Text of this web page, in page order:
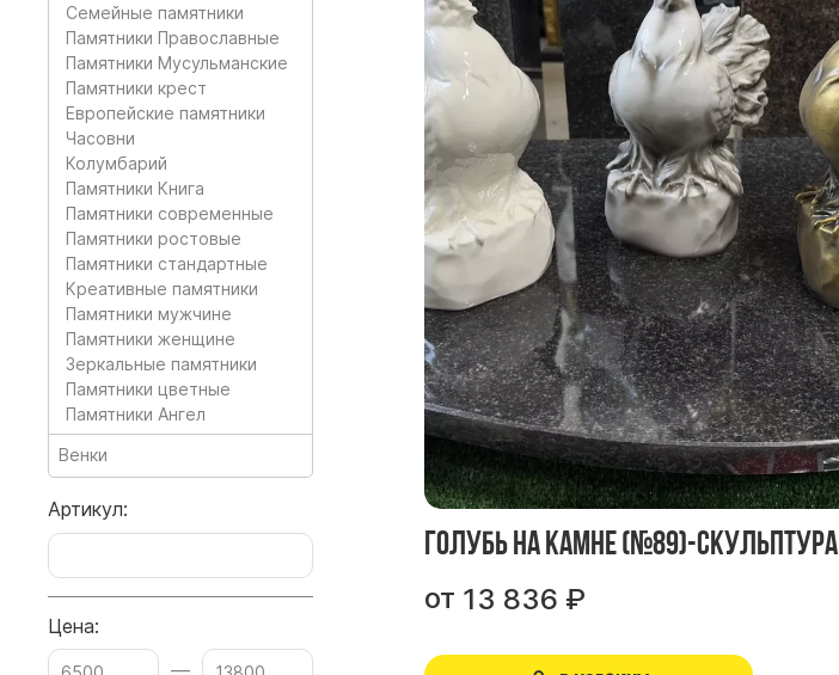
Голубь на камне (№89)-скульптура
от 13 836 ₽
Семейные памятники
Памятники Православные
Памятники Мусульманские
Памятники крест
Европейские памятники
Часовни
Колумбарий
Памятники Книга
Памятники современные
Памятники ростовые
Памятники стандартные
Креативные памятники
Памятники мужчине
Памятники женщине
Зеркальные памятники
Памятники цветные
Памятники Ангел
Венки
Артикул:
Цена: